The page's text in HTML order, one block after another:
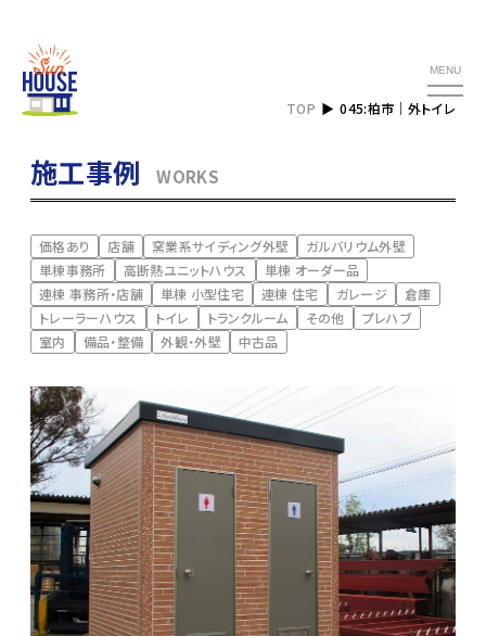
MENU
TOP 045:柏市｜外トイレ
施工事例 WORKS
価格あり 店舗 窯業系サイディング外壁
ガルバリウム外壁
単棟事務所
高断熱ユニットハウス
単棟 オーダー品
連棟 事務所・店舗
単棟 小型住宅 連棟 住宅 ガレージ
倉庫
トレーラーハウス
トイレ トランクルーム その他
プレハブ
室内
備品・整備 外観・外壁 中古品